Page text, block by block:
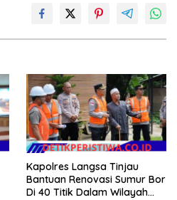
Kapolres Langsa Tinjau
Bantuan Renovasi Sumur Bor
Di 40 Titik Dalam Wilayah